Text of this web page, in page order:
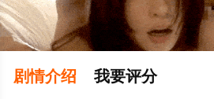
剧情介绍 我要评分